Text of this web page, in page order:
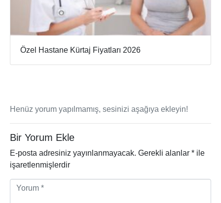
Özel Hastane Kürtaj Fiyatları 2026
Henüz yorum yapılmamış, sesinizi aşağıya ekleyin!
Bir Yorum Ekle
E-posta adresiniz yayınlanmayacak. Gerekli alanlar * ile
işaretlenmişlerdir